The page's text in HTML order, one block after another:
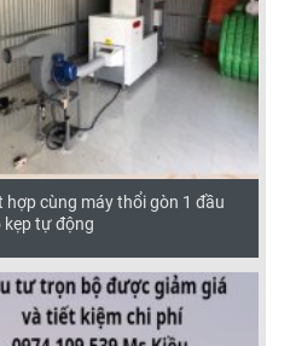
cùng máy thổi gòn 1 đầu
kẹp tự động